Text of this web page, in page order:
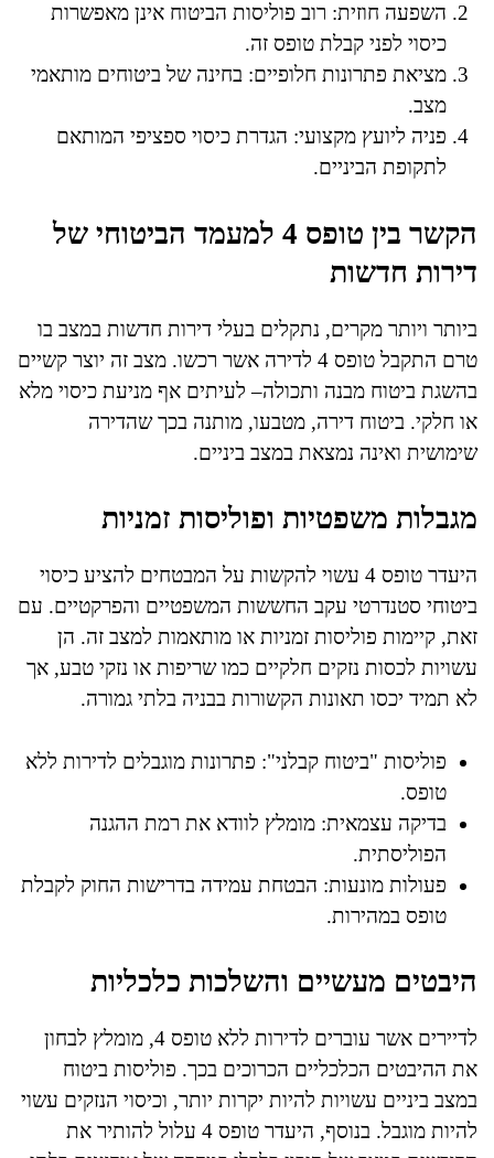
השפעה חוזית: רוב פוליסות הביטוח אינן מאפשרות
כיסוי לפני קבלת טופס זה.
מציאת פתרונות חלופיים: בחינה של ביטוחים מותאמי
מצב.
פניה ליועץ מקצועי: הגדרת כיסוי ספציפי המותאם
לתקופת הביניים.
הקשר בין טופס 4 למעמד הביטוחי של
דירות חדשות
ביותר ויותר מקרים, נתקלים בעלי דירות חדשות במצב בו
טרם התקבל טופס 4 לדירה אשר רכשו. מצב זה יוצר קשיים
בהשגת ביטוח מבנה ותכולה– לעיתים אף מניעת כיסוי מלא
או חלקי. ביטוח דירה, מטבעו, מותנה בכך שהדירה
שימושית ואינה נמצאת במצב ביניים.
מגבלות משפטיות ופוליסות זמניות
היעדר טופס 4 עשוי להקשות על המבטחים להציע כיסוי
ביטוחי סטנדרטי עקב החששות המשפטיים והפרקטיים. עם
זאת, קיימות פוליסות זמניות או מותאמות למצב זה. הן
עשויות לכסות נזקים חלקיים כמו שריפות או נזקי טבע, אך
לא תמיד יכסו תאונות הקשורות בבניה בלתי גמורה.
פוליסות "ביטוח קבלני": פתרונות מוגבלים לדירות ללא
טופס.
בדיקה עצמאית: מומלץ לוודא את רמת ההגנה
הפוליסתית.
פעולות מונעות: הבטחת עמידה בדרישות החוק לקבלת
טופס במהירות.
היבטים מעשיים והשלכות כלכליות
לדיירים אשר עוברים לדירות ללא טופס 4, מומלץ לבחון
את ההיבטים הכלכליים הכרוכים בכך. פוליסות ביטוח
במצב ביניים עשויות להיות יקרות יותר, וכיסוי הנזקים עשוי
להיות מוגבל. בנוסף, היעדר טופס 4 עלול להותיר את